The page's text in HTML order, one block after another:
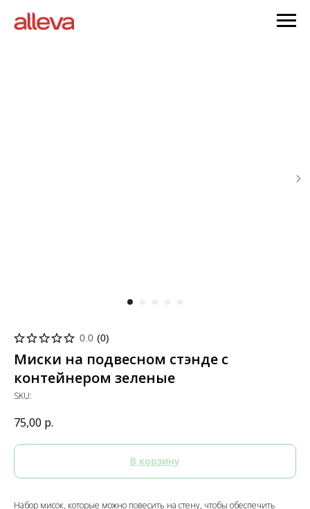
0.0 (0)
Миски на подвесном стэнде с
контейнером зеленые
SKU:
75,00 р.
В корзину
Набор мисок, которые можно повесить на стену, чтобы обеспечить